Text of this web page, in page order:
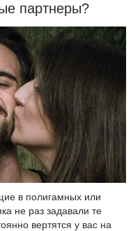
партнеры?
в полигамных или
не раз задавали те
вертятся у вас на